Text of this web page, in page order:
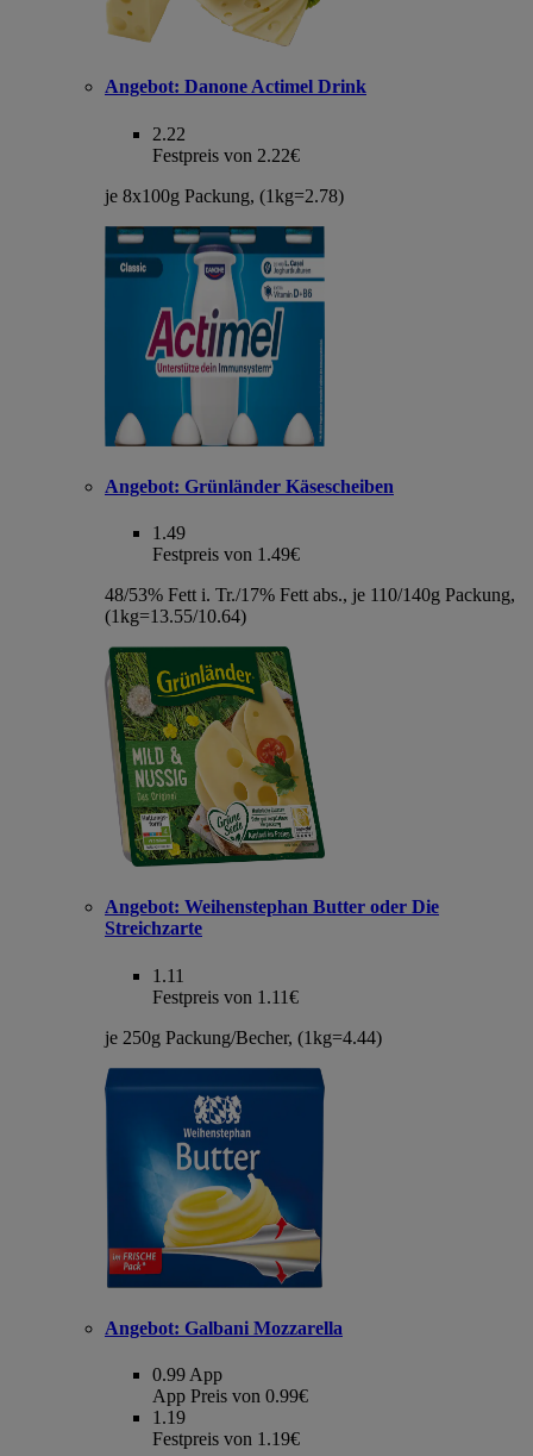
Angebot: Danone Actimel Drink
2.22
Festpreis von 2.22€
je 8x100g Packung, (1kg=2.78)
Angebot: Grünländer Käsescheiben
1.49
Festpreis von 1.49€
48/53% Fett i. Tr./17% Fett abs., je 110/140g Packung,
(1kg=13.55/10.64)
Angebot: Weihenstephan Butter oder Die
Streichzarte
1.11
Festpreis von 1.11€
je 250g Packung/Becher, (1kg=4.44)
Angebot: Galbani Mozzarella
0.99 App
App Preis von 0.99€
1.19
Festpreis von 1.19€